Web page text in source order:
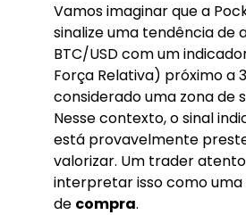
Vamos imaginar que a
sinalize uma tendência de
BTC/USD com um
Força Relativa) próximo a
considerado uma zona de
Nesse contexto, o sinal
está provavelmente
valorizar. Um trader
interpretar isso como
de compra.